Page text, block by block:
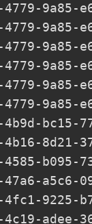
9a85-
9a85-
9a85-
9a85-
9a85-
9a85-
bc15-
8d21-
b095-
a5c6-
4fc1-9225-
adee-